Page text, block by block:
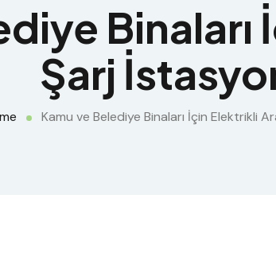
Şarj
Kamu ve Belediye Binaları İçin Elektrikli